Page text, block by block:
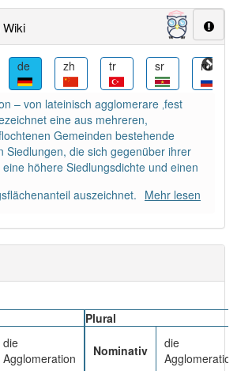
×
ion" enden, haben fast immer
Beispiele
Beispiele
10
-agglomerationaber mit einem
die: 0
Wiki
de zh tr sr ru
– von lateinisch agglomerare ‚fest
eine aus mehreren,
Gemeinden bestehende
Siedlungen, die sich gegenüber ihrer
höhere Siedlungsdichte und einen
auszeichnet. Mehr lesen
die
Agglomeration
Plural
Nominativ
die